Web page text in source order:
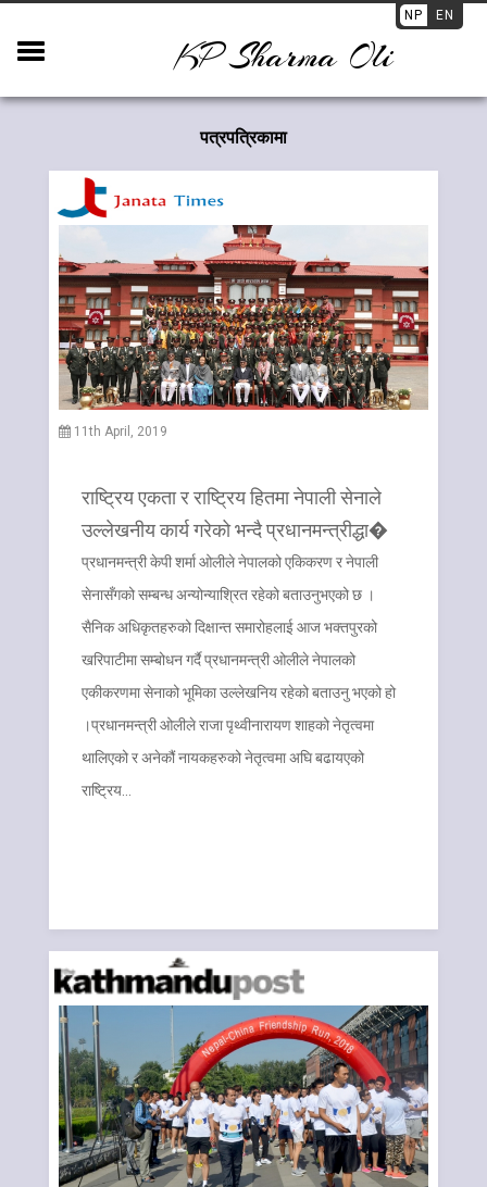
NP EN
KP Sharma Oli
पत्रपत्रिकामा
11th April, 2019
राष्ट्रिय एकता र राष्ट्रिय हितमा नेपाली सेनाले
उल्लेखनीय कार्य गरेको भन्दै प्रधानमन्त्रीद्धा�
प्रधानमन्त्री केपी शर्मा ओलीले नेपालको एकिकरण र नेपाली
सेनासँगको सम्बन्ध अन्योन्याश्रित रहेको बताउनुभएको छ ।
सैनिक अधिकृतहरुको दिक्षान्त समारोहलाई आज भक्तपुरको
खरिपाटीमा सम्बोधन गर्दै प्रधानमन्त्री ओलीले नेपालको
एकीकरणमा सेनाको भूमिका उल्लेखनिय रहेको बताउनु भएको हो
।प्रधानमन्त्री ओलीले राजा पृथ्वीनारायण शाहको नेतृत्वमा
थालिएको र अनेकौं नायकहरुको नेतृत्वमा अघि बढायएको
राष्ट्रिय…